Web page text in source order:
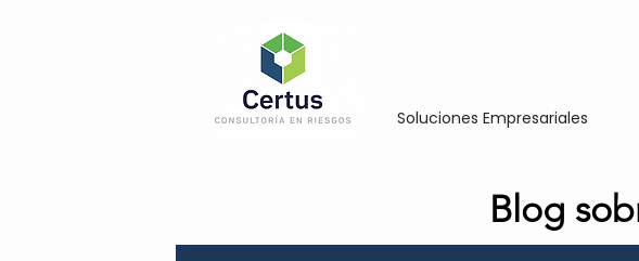
Soluciones Empresariales
Blog